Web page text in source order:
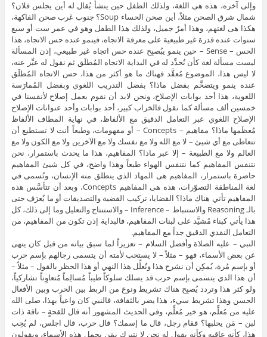
وإلى آخره، هذه هى اللغة، ولذلك الطفل حين ينشأ يُقال له أين يجلس فلان؟
شمال شرق الصحن مثلاً، أين صحن الحساء Soup؟ جنوب غرب صحن الفاكهة،
هكذا هى لغتهم، وهذا أمرٌ جميل، ولذلك هذا الطفل وهو في عمر ست أو سبع
سنوات عنده قدرة غير طبيعية على معرفة الاتجاه، فينمو عنده حس الاتجاه، هذا
الحس – Sense – حين ينمو يبُصبِح عنده حس اتجاه غير طبيعي، إذن المسألة
ليست مسألة لغة كأن نُحدِّد له في البداية الاتجاه المُطلَق ثم نقول له عبِّر عنه،
لا ليس هذا، الموضوع مُعقَّد فهناك ما هو أكثر من هذا، حس الاتجاه المُطلَق
عنده ينمو ويتضخَّم بفضل ماذا؟ بفضل التدريب اللغوي وبفضل المُمارَسة
اللغوية، هذا أحد بوابات الإصلاح، ونحن لابد أن نقوم بعمل إصلاح لأنفسنا في
خمسين ألف مسألة كما نقول فالخراب كبير، أحد بوابات وأحد عنوانات الإصلاح
الإصلاح اللغوي عبر التعامل الدقيق مع الألفاظ، في نهاية المطاف الألفاظ
مُعظَمها ماذا؟ مفاهيم – Concepts – أو مفهومات، وطبعاً أنت لا تستطيع أن
تتعاطى مع أي شيئ – لا مع الله ولا مع نفسك ولا مع الآخرين ولا مع الكون ولا مع
العالم ولا مع الطبيعة – إلا عبر ماذا؟ المفاهيم، هذا ما يحدث باستمرار، نحن
نتنفس المفاهيم كما نتنفس الهواء طبعاً وهذا واضح، في كل شيئ المفاهيم
حاضرة باستمرار، المفاهيم هى المهاد الذي ينطلق منه الإنسان، وتُسمى في
لغة المناطقة التصوّرات، هذه هى المفاهيم Concepts، وبعد أن تتأسَّس هذه
المفاهيم تأتي هناك ماذا؟ القضايا، تركيب القضية والتصديقات أو ما يُعرَف حتى
بالـ Reasoning والاستنباط – Inference – والاستنتاج والتعليل وما إلى ذلك، كل
هذا يأتي كبناء مُشيَّد على لبنات المفاهيم، فالبداية إذن تكون من المفاهيم، من
التعامل النقدي الدقيق جداً مع المفاهيم.
النبي – عليه الصلاة وأفضل السلام – تعزيزاً لما سبق بيانه من قبل كان ينهى
عن بعض الأسماء، فهو – مثلاً – لا يستحب لأمته أن يتسمى رجالهم بإسم حرب
أو بإسم مُرة، يُمكِن أن نشرح هذا ونُعلِّل هذا النهي أو هذا الحظر بالقول – مثلاً –
أن هذا الذي يتسمى بإسم حرب قد يسلك سلوكاً طيباً مُسالِماً مُتعاوِناً تشاركياً،
ولو كثر هذا وتردد يُصبِح هناك تشريط ونوع من الربط بين الحرب وبين الأفعال
الحسن وهذا تشريط سيء، هذا يضر بالثقافة، فالنبي كان واعياً بهذا، صلى الله
عليه من مُعلِّم، هو خير مُعلِّم، وفي الحديث المشهور أنه قال للقحةٍ – ناقة ذات
لبن – مَن يحلبها؟ فقام رجل، قال ما إسمك؟ قال حرب، قال اجلس، لم يُحِب
هذا، كأنه عاقبه وكأنه يقول له نحن لا نتبرك بمَن يحمل هذه الأسماء، ويقولون